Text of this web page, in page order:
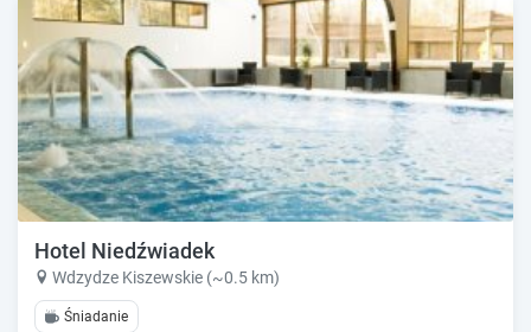
Hotel Niedźwiadek
Wdzydze Kiszewskie (~0.5 km)
Śniadanie